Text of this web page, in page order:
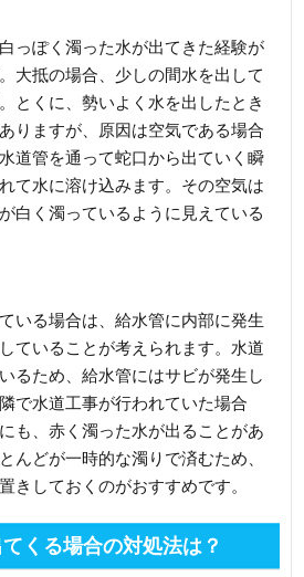
っぽく濁った水が出てきた経験が
大抵の場合、少しの間水を出して
とくに、勢いよく水を出したとき
りますが、原因は空気である場合
道管を通って蛇口から出ていく瞬
て水に溶け込みます。その空気は
白く濁っているように見えている
いる場合は、給水管に内部に発生
ていることが考えられます。水道
るため、給水管にはサビが発生し
で水道工事が行われていた場合
も、赤く濁った水が出ることがあ
んどが一時的な濁りで済むため、
きしておくのがおすすめです。
くる場合の対処法は？